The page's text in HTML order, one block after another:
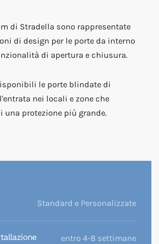
di Stradella sono rappresentate
di design per le porte da interno
di apertura e chiusura.
le porte blindate di
nei locali e zone che
una protezione più grande.
Standard e Personalizzate
entro 4-8 settimane